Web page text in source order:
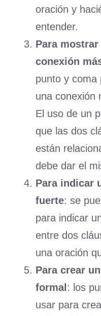
oración y
entender.
Para
conexión
punto y coma
una conexión
El uso de un
que las dos
están
debe dar el
Para indicar
fuerte: se
para indicar
entre dos
una oración
Para crear
formal : los
usar para